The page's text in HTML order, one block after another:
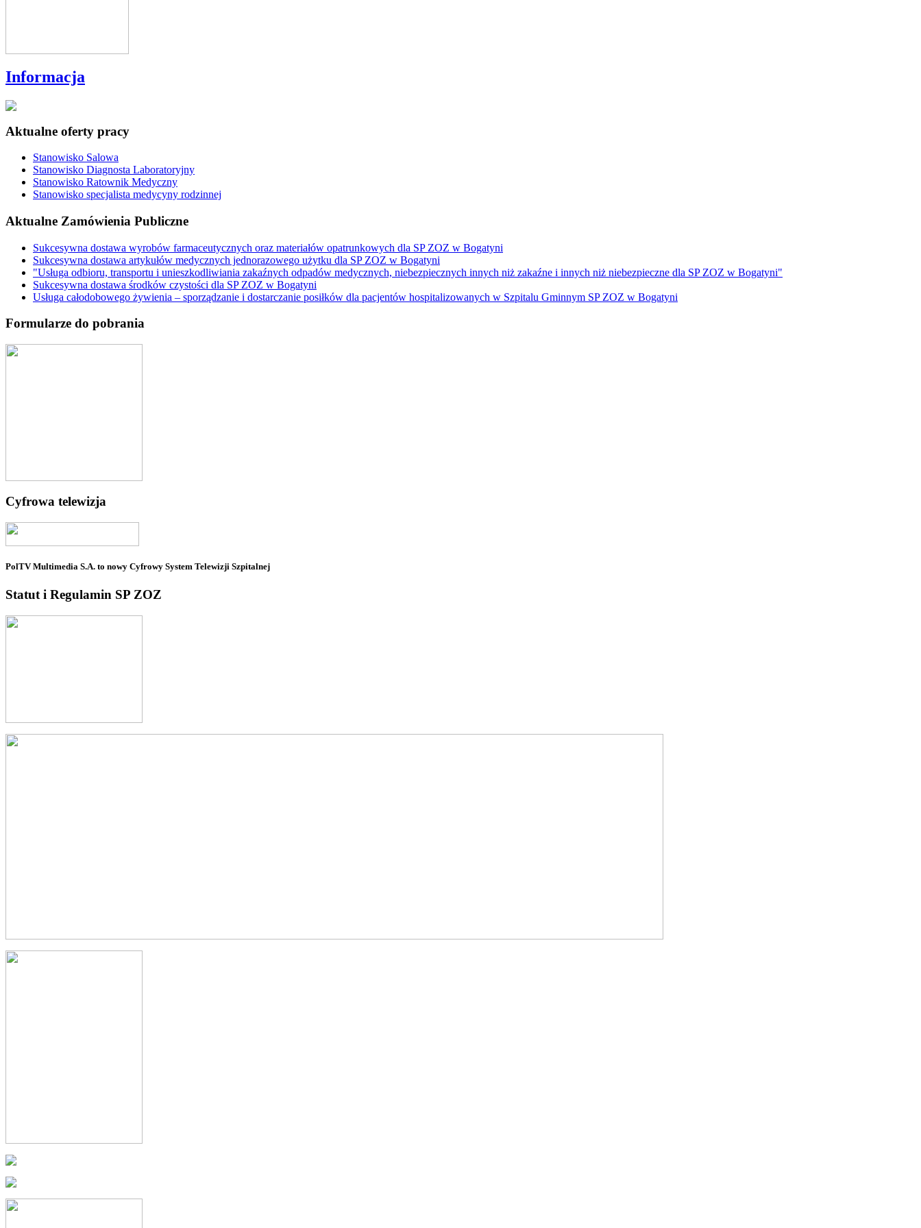
Informacja
Aktualne oferty pracy
Stanowisko Salowa
Stanowisko Diagnosta Laboratoryjny
Stanowisko Ratownik Medyczny
Stanowisko specjalista medycyny rodzinnej
Aktualne Zamówienia Publiczne
Sukcesywna dostawa wyrobów farmaceutycznych oraz materiałów opatrunkowych dla SP ZOZ w Bogatyni
Sukcesywna dostawa artykułów medycznych jednorazowego użytku dla SP ZOZ w Bogatyni
"Usługa odbioru, transportu i unieszkodliwiania zakaźnych odpadów medycznych, niebezpiecznych innych niż zakaźne i innych niż niebezpieczne dla SP ZOZ w Bogatyni"
Sukcesywna dostawa środków czystości dla SP ZOZ w Bogatyni
Usługa całodobowego żywienia – sporządzanie i dostarczanie posiłków dla pacjentów hospitalizowanych w Szpitalu Gminnym SP ZOZ w Bogatyni
Formularze do pobrania
Cyfrowa telewizja
PolTV Multimedia S.A. to nowy Cyfrowy System Telewizji Szpitalnej
Statut i Regulamin SP ZOZ